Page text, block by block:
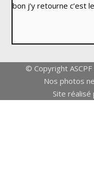
bon j’y retourne c’est
© Copyright
Nos photos
Site réalisé